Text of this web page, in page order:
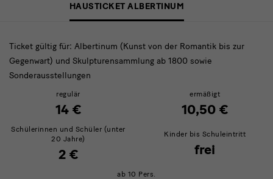
Albertinum
HAUSTICKET ALBERTINUM
Ticket gültig für: Albertinum (Kunst von der Romantik bis zur
Gegenwart) und Skulpturensammlung ab 1800 sowie
Sonderausstellungen
regulär
14 €
ermäßigt
10,50 €
Schülerinnen und Schüler (unter
20 Jahre)
2 €
Kinder bis Schuleintritt
frei
ab 10 Pers.